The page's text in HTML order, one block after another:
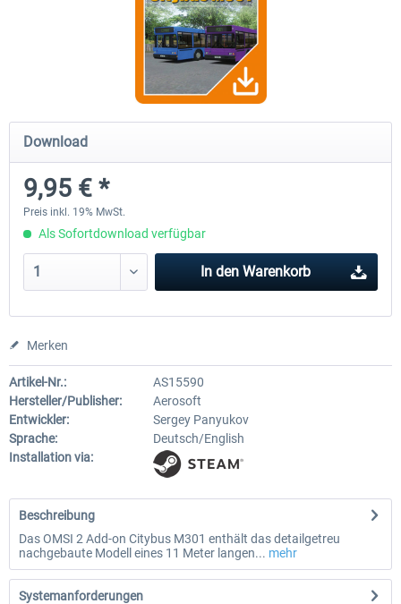
OMSI 2 Add-on Valiant Citybus 7700
Hybrid
11,99 € *
OMSI 2 Add-on IVECO Bus-
Download
9,95 € *
Preis inkl. 19% MwSt.
Als Sofortdownload verfügbar
In den Warenkorb
Merken
Artikel-Nr.:
AS15590
Hersteller/Publisher:
Aerosoft
Entwickler:
Sergey Panyukov
Sprache:
Deutsch/English
Installation via:
Beschreibung
Das OMSI 2 Add-on Citybus M301 enthält das detailgetreu
nachgebaute Modell eines 11 Meter langen... mehr
Systemanforderungen